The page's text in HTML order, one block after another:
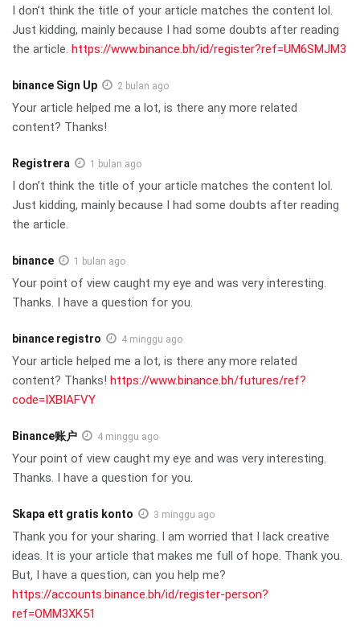
I don’t think the title of your article matches the content lol.
Just kidding, mainly because I had some doubts after reading
the article. https://www.binance.bh/id/register?ref=UM6SMJM3
binance Sign Up 2 bulan ago
Your article helped me a lot, is there any more related
content? Thanks!
Registrera 1 bulan ago
I don’t think the title of your article matches the content lol.
Just kidding, mainly because I had some doubts after reading
the article.
binance 1 bulan ago
Your point of view caught my eye and was very interesting.
Thanks. I have a question for you.
binance registro 4 minggu ago
Your article helped me a lot, is there any more related
content? Thanks! https://www.binance.bh/futures/ref?
code=IXBIAFVY
Binance账户 4 minggu ago
Your point of view caught my eye and was very interesting.
Thanks. I have a question for you.
Skapa ett gratis konto 3 minggu ago
Thank you for your sharing. I am worried that I lack creative
ideas. It is your article that makes me full of hope. Thank you.
But, I have a question, can you help me?
https://accounts.binance.bh/id/register-person?
ref=OMM3XK51